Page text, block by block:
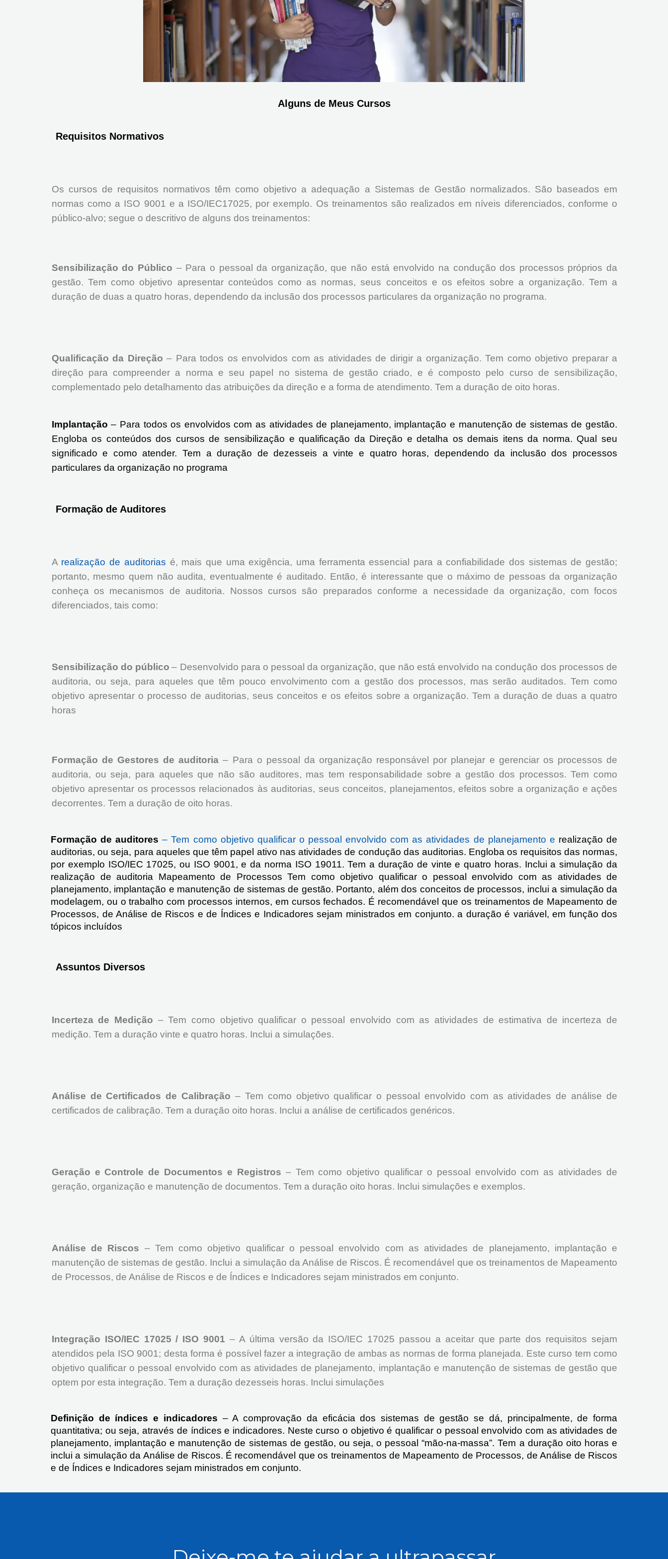
Alguns de Meus Cursos
Requisitos Normativos
Os cursos de requisitos normativos têm como objetivo a adequação a Sistemas de Gestão normalizados. São baseados em
normas como a ISO 9001 e a ISO/IEC17025, por exemplo. Os treinamentos são realizados em níveis diferenciados, conforme o
público-alvo; segue o descritivo de alguns dos treinamentos:
Sensibilização do Público – Para o pessoal da organização, que não está envolvido na condução dos processos próprios da
gestão. Tem como objetivo apresentar conteúdos como as normas, seus conceitos e os efeitos sobre a organização. Tem a
duração de duas a quatro horas, dependendo da inclusão dos processos particulares da organização no programa.
Qualificação da Direção – Para todos os envolvidos com as atividades de dirigir a organização. Tem como objetivo preparar a
direção para compreender a norma e seu papel no sistema de gestão criado, e é composto pelo curso de sensibilização,
complementado pelo detalhamento das atribuições da direção e a forma de atendimento. Tem a duração de oito horas.
Implantação– Para todos os envolvidos com as atividades de planejamento, implantação e manutenção de sistemas de gestão.
Engloba os conteúdos dos cursos de sensibilização e qualificação da Direção e detalha os demais itens da norma. Qual seu
significado e como atender. Tem a duração de dezesseis a vinte e quatro horas, dependendo da inclusão dos processos
particulares da organização no programa
Formação de Auditores
A realização de auditorias é, mais que uma exigência, uma ferramenta essencial para a confiabilidade dos sistemas de gestão;
portanto, mesmo quem não audita, eventualmente é auditado. Então, é interessante que o máximo de pessoas da organização
conheça os mecanismos de auditoria. Nossos cursos são preparados conforme a necessidade da organização, com focos
diferenciados, tais como:
Sensibilização do público – Desenvolvido para o pessoal da organização, que não está envolvido na condução dos processos de
auditoria, ou seja, para aqueles que têm pouco envolvimento com a gestão dos processos, mas serão auditados. Tem como
objetivo apresentar o processo de auditorias, seus conceitos e os efeitos sobre a organização. Tem a duração de duas a quatro
horas
Formação de Gestores de auditoria– Para o pessoal da organização responsável por planejar e gerenciar os processos de
auditoria, ou seja, para aqueles que não são auditores, mas tem responsabilidade sobre a gestão dos processos. Tem como
objetivo apresentar os processos relacionados às auditorias, seus conceitos, planejamentos, efeitos sobre a organização e ações
decorrentes. Tem a duração de oito horas.
Formação de auditores – Tem como objetivo qualificar o pessoal envolvido com as atividades de planejamento e realização de
auditorias, ou seja, para aqueles que têm papel ativo nas atividades de condução das auditorias. Engloba os requisitos das normas,
por exemplo ISO/IEC 17025, ou ISO 9001, e da norma ISO 19011. Tem a duração de vinte e quatro horas. Inclui a simulação da
realização de auditoria Mapeamento de Processos Tem como objetivo qualificar o pessoal envolvido com as atividades de
planejamento, implantação e manutenção de sistemas de gestão. Portanto, além dos conceitos de processos, inclui a simulação da
modelagem, ou o trabalho com processos internos, em cursos fechados. É recomendável que os treinamentos de Mapeamento de
Processos, de Análise de Riscos e de Índices e Indicadores sejam ministrados em conjunto. a duração é variável, em função dos
tópicos incluídos
Assuntos Diversos
Incerteza de Medição – Tem como objetivo qualificar o pessoal envolvido com as atividades de estimativa de incerteza de
medição. Tem a duração vinte e quatro horas. Inclui a simulações.
Análise de Certificados de Calibração – Tem como objetivo qualificar o pessoal envolvido com as atividades de análise de
certificados de calibração. Tem a duração oito horas. Inclui a análise de certificados genéricos.
Geração e Controle de Documentos e Registros – Tem como objetivo qualificar o pessoal envolvido com as atividades de
geração, organização e manutenção de documentos. Tem a duração oito horas. Inclui simulações e exemplos.
Análise de Riscos – Tem como objetivo qualificar o pessoal envolvido com as atividades de planejamento, implantação e
manutenção de sistemas de gestão. Inclui a simulação da Análise de Riscos. É recomendável que os treinamentos de Mapeamento
de Processos, de Análise de Riscos e de Índices e Indicadores sejam ministrados em conjunto.
Integração ISO/IEC 17025 / ISO 9001 – A última versão da ISO/IEC 17025 passou a aceitar que parte dos requisitos sejam
atendidos pela ISO 9001; desta forma é possível fazer a integração de ambas as normas de forma planejada. Este curso tem como
objetivo qualificar o pessoal envolvido com as atividades de planejamento, implantação e manutenção de sistemas de gestão que
optem por esta integração. Tem a duração dezesseis horas. Inclui simulações
Definição de índices e indicadores – A comprovação da eficácia dos sistemas de gestão se dá, principalmente, de forma
quantitativa; ou seja, através de índices e indicadores. Neste curso o objetivo é qualificar o pessoal envolvido com as atividades de
planejamento, implantação e manutenção de sistemas de gestão, ou seja, o pessoal “mão-na-massa”. Tem a duração oito horas e
inclui a simulação da Análise de Riscos. É recomendável que os treinamentos de Mapeamento de Processos, de Análise de Riscos
e de Índices e Indicadores sejam ministrados em conjunto.